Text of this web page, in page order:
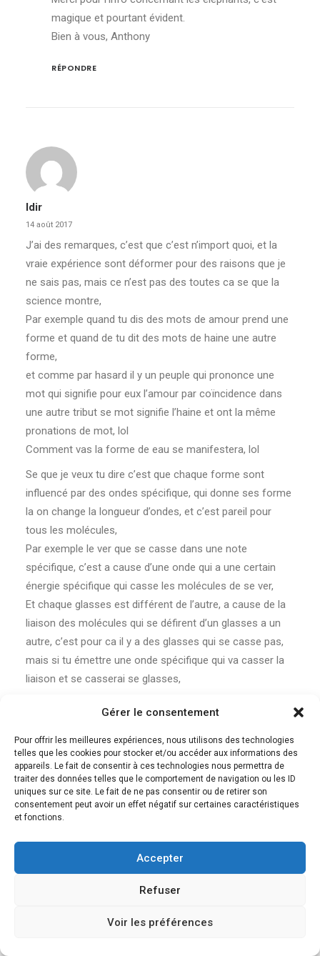
Gérer le consentement
Pour offrir les meilleures expériences, nous utilisons des technologies
telles que les cookies pour stocker et/ou accéder aux informations des
appareils. Le fait de consentir à ces technologies nous permettra de
traiter des données telles que le comportement de navigation ou les ID
uniques sur ce site. Le fait de ne pas consentir ou de retirer son
consentement peut avoir un effet négatif sur certaines caractéristiques
et fonctions.
Accepter
Refuser
Voir les préférences
magique et pourtant évident.
Bien à vous, Anthony
RÉPONDRE
Idir
14 août 2017
J’ai des remarques, c’est que c’est n’import quoi, et la
vraie expérience sont déformer pour des raisons que je
ne sais pas, mais ce n’est pas des toutes ca se que la
science montre,
Par exemple quand tu dis des mots de amour prend une
forme et quand de tu dit des mots de haine une autre
forme,
et comme par hasard il y un peuple qui prononce une
mot qui signifie pour eux l’amour par coïncidence dans
une autre tribut se mot signifie l’haine et ont la même
pronations de mot, lol
Comment vas la forme de eau se manifestera, lol
Se que je veux tu dire c’est que chaque forme sont
influencé par des ondes spécifique, qui donne ses forme
la on change la longueur d’ondes, et c’est pareil pour
tous les molécules,
Par exemple le ver que se casse dans une note
spécifique, c’est a cause d’une onde qui a une certain
énergie spécifique qui casse les molécules de se ver,
Et chaque glasses est différent de l’autre, a cause de la
liaison des molécules qui se défirent d’un glasses a un
autre, c’est pour ca il y a des glasses qui se casse pas,
mais si tu émettre une onde spécifique qui va casser la
liaison et se casserai se glasses,
et aussi c’est que quand on parle, notre deux cordes
vibratoire qui se situé dans la gorge, et quand se ferme a
cause de la pressions exercé par le souffle ses deux
corde se ouvre selon la pressions et se forme cette voix
que on chante et bien sur se fait sculpté par la langue et
que tu prononcé port une onde vibratoire spécifique,
alors imagine quand ont prononce des mot avec des